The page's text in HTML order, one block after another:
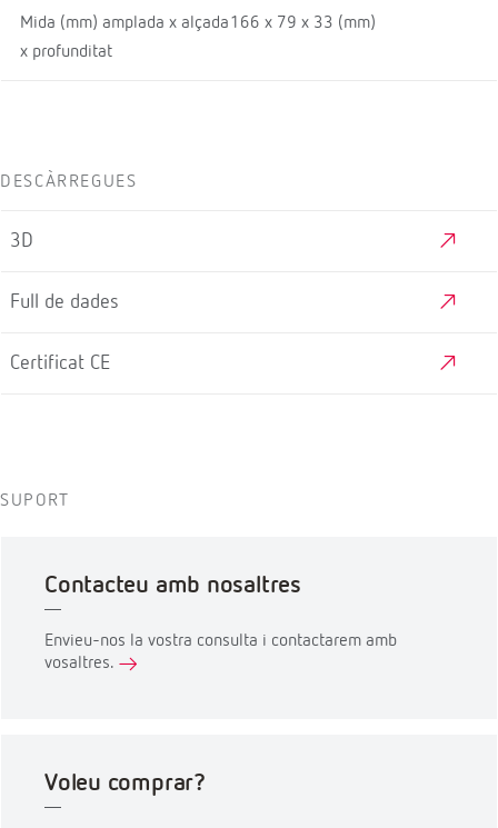
Mida (mm) amplada x alçada
x profunditat
166 x 79 x 33 (mm)
DESCÀRREGUES
3D
Full de dades
Certificat CE
SUPORT
Contacteu amb nosaltres
Envieu-nos la vostra consulta i contactarem amb
vosaltres.
Voleu comprar?